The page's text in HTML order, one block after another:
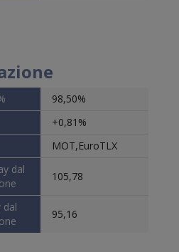
98,50%
+0,81%
MOT,EuroTLX
dal
105,78
dal
95,16